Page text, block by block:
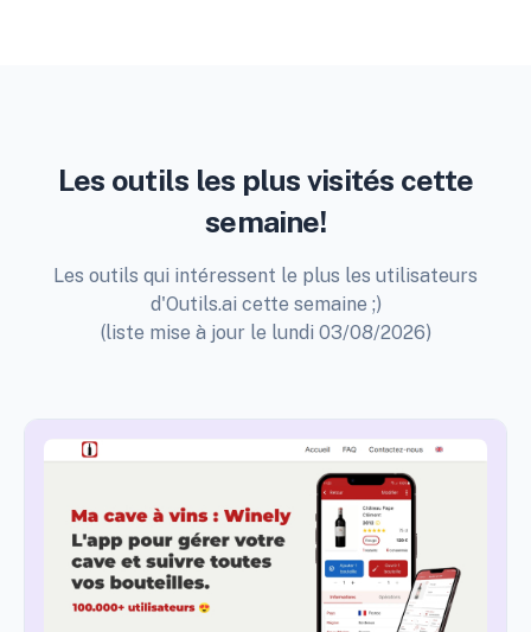
Les outils les plus visités cette
semaine!
Les outils qui intéressent le plus les utilisateurs
d'Outils.ai cette semaine ;)
(liste mise à jour le lundi 03/08/2026)